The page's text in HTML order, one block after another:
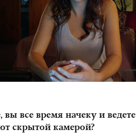
вы все время начеку и ведете
скрытой камерой?